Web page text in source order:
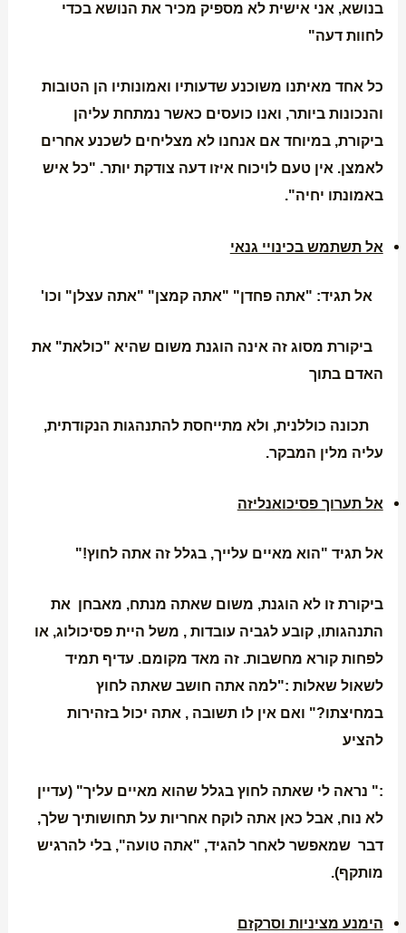
בנושא, אני אישית לא מספיק מכיר את הנושא בכדי
לחוות דעה"
כל אחד מאיתנו משוכנע שדעותיו ואמונותיו הן הטובות
והנכונות ביותר, ואנו כועסים כאשר נמתחת עליהן
ביקורת, במיוחד אם אנחנו לא מצליחים לשכנע אחרים
לאמצן. אין טעם לויכוח איזו דעה צודקת יותר. "כל איש
באמונתו יחיה".
אל תשתמש בכינויי גנאי
אל תגיד: "אתה פחדן" "אתה קמצן" "אתה עצלן" וכו'
ביקורת מסוג זה אינה הוגנת משום שהיא "כולאת" את
האדם בתוך
תכונה כוללנית, ולא מתייחסת להתנהגות הנקודתית,
עליה מלין המבקר.
אל תערוך פסיכואנליזה
אל תגיד "הוא מאיים עלייך, בגלל זה אתה לחוץ!"
ביקורת זו לא הוגנת, משום שאתה מנתח, מאבחן את
התנהגותו, קובע לגביה עובדות , משל היית פסיכולוג, או
לפחות קורא מחשבות. זה מאד מקומם. עדיף תמיד
לשאול שאלות :"למה אתה חושב שאתה לחוץ
במחיצתו?" ואם אין לו תשובה , אתה יכול בזהירות
להציע
:" נראה לי שאתה לחוץ בגלל שהוא מאיים עליך" (עדיין
לא נוח, אבל כאן אתה לוקח אחריות על תחושותיך שלך,
דבר שמאפשר לאחר להגיד, "אתה טועה", בלי להרגיש
מותקף).
הימנע מציניות וסרקזם